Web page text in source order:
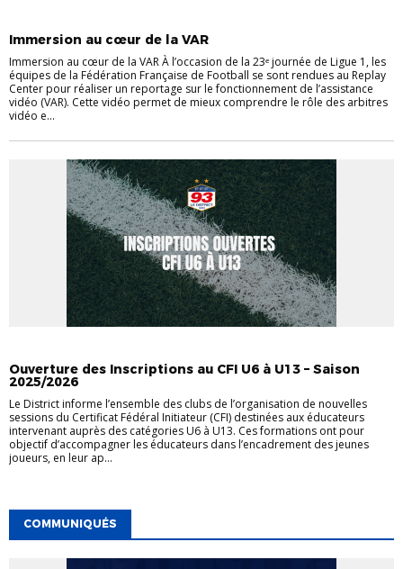
Immersion au cœur de la VAR
Immersion au cœur de la VAR À l’occasion de la 23ᵉ journée de Ligue 1, les
équipes de la Fédération Française de Football se sont rendues au Replay
Center pour réaliser un reportage sur le fonctionnement de l’assistance
vidéo (VAR). Cette vidéo permet de mieux comprendre le rôle des arbitres
vidéo e...
Ouverture des Inscriptions au CFI U6 à U13 – Saison
2025/2026
Le District informe l’ensemble des clubs de l’organisation de nouvelles
sessions du Certificat Fédéral Initiateur (CFI) destinées aux éducateurs
intervenant auprès des catégories U6 à U13. Ces formations ont pour
objectif d’accompagner les éducateurs dans l’encadrement des jeunes
joueurs, en leur ap...
COMMUNIQUÉS